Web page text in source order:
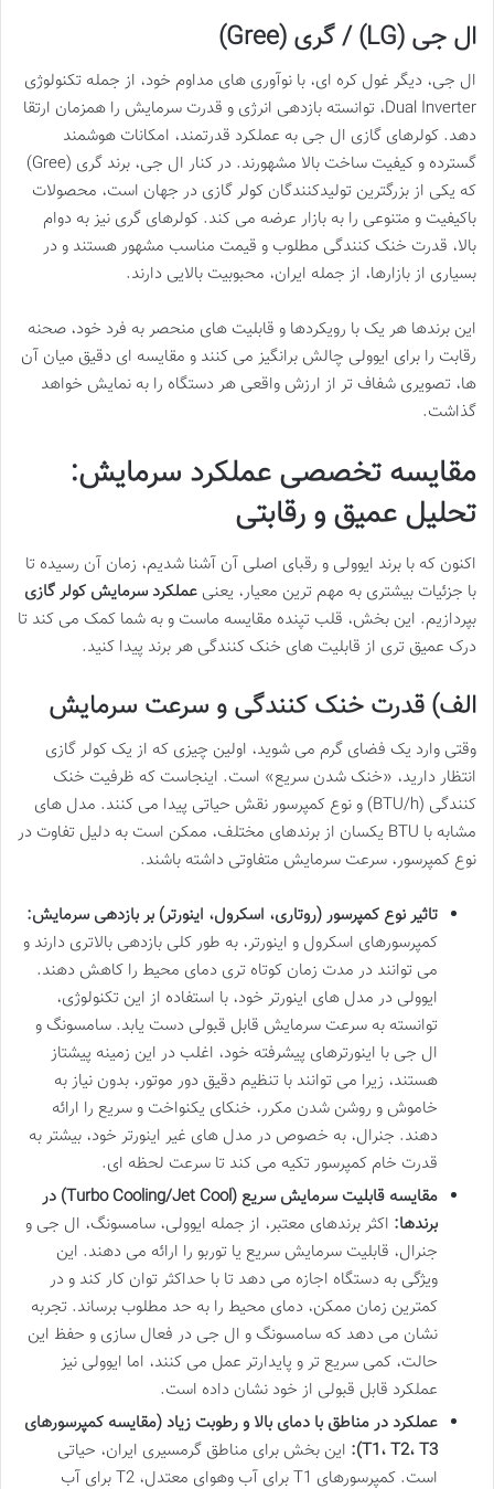
ال جی (LG) / گری (Gree)
ال جی، دیگر غول کره ای، با نوآوری های مداوم خود، از جمله تکنولوژی
Dual Inverter، توانسته بازدهی انرژی و قدرت سرمایش را همزمان ارتقا
دهد. کولرهای گازی ال جی به عملکرد قدرتمند، امکانات هوشمند
گسترده و کیفیت ساخت بالا مشهورند. در کنار ال جی، برند گری (Gree)
که یکی از بزرگترین تولیدکنندگان کولر گازی در جهان است، محصولات
باکیفیت و متنوعی را به بازار عرضه می کند. کولرهای گری نیز به دوام
بالا، قدرت خنک کنندگی مطلوب و قیمت مناسب مشهور هستند و در
بسیاری از بازارها، از جمله ایران، محبوبیت بالایی دارند.
این برندها هر یک با رویکردها و قابلیت های منحصر به فرد خود، صحنه
رقابت را برای ایوولی چالش برانگیز می کنند و مقایسه ای دقیق میان آن
ها، تصویری شفاف تر از ارزش واقعی هر دستگاه را به نمایش خواهد
گذاشت.
مقایسه تخصصی عملکرد سرمایش:
تحلیل عمیق و رقابتی
اکنون که با برند ایوولی و رقبای اصلی آن آشنا شدیم، زمان آن رسیده تا
با جزئیات بیشتری به مهم ترین معیار، یعنی عملکرد سرمایش کولر گازی
بپردازیم. این بخش، قلب تپنده مقایسه ماست و به شما کمک می کند تا
درک عمیق تری از قابلیت های خنک کنندگی هر برند پیدا کنید.
الف) قدرت خنک کنندگی و سرعت سرمایش
وقتی وارد یک فضای گرم می شوید، اولین چیزی که از یک کولر گازی
انتظار دارید، «خنک شدن سریع» است. اینجاست که ظرفیت خنک
کنندگی (BTU/h) و نوع کمپرسور نقش حیاتی پیدا می کنند. مدل های
مشابه با BTU یکسان از برندهای مختلف، ممکن است به دلیل تفاوت در
نوع کمپرسور، سرعت سرمایش متفاوتی داشته باشند.
تاثیر نوع کمپرسور (روتاری، اسکرول، اینورتر) بر بازدهی سرمایش:
کمپرسورهای اسکرول و اینورتر، به طور کلی بازدهی بالاتری دارند و
می توانند در مدت زمان کوتاه تری دمای محیط را کاهش دهند.
ایوولی در مدل های اینورتر خود، با استفاده از این تکنولوژی،
توانسته به سرعت سرمایش قابل قبولی دست یابد. سامسونگ و
ال جی با اینورترهای پیشرفته خود، اغلب در این زمینه پیشتاز
هستند، زیرا می توانند با تنظیم دقیق دور موتور، بدون نیاز به
خاموش و روشن شدن مکرر، خنکای یکنواخت و سریع را ارائه
دهند. جنرال، به خصوص در مدل های غیر اینورتر خود، بیشتر به
قدرت خام کمپرسور تکیه می کند تا سرعت لحظه ای.
مقایسه قابلیت سرمایش سریع (Turbo Cooling/Jet Cool) در
برندها: اکثر برندهای معتبر، از جمله ایوولی، سامسونگ، ال جی و
جنرال، قابلیت سرمایش سریع یا توربو را ارائه می دهند. این
ویژگی به دستگاه اجازه می دهد تا با حداکثر توان کار کند و در
کمترین زمان ممکن، دمای محیط را به حد مطلوب برساند. تجربه
نشان می دهد که سامسونگ و ال جی در فعال سازی و حفظ این
حالت، کمی سریع تر و پایدارتر عمل می کنند، اما ایوولی نیز
عملکرد قابل قبولی از خود نشان داده است.
عملکرد در مناطق با دمای بالا و رطوبت زیاد (مقایسه کمپرسورهای
T1، T2، T3):
این بخش برای مناطق گرمسیری ایران، حیاتی
است. کمپرسورهای T1 برای آب وهوای معتدل، T2 برای آب